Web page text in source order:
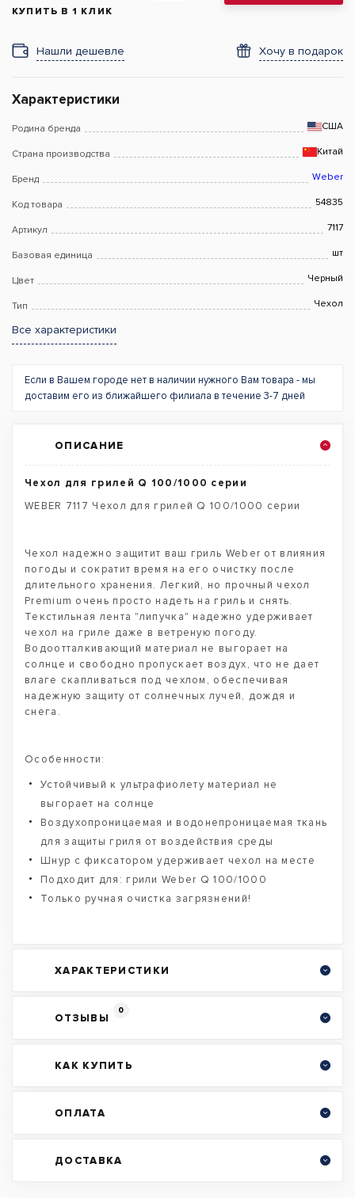
КУПИТЬ В 1 КЛИК
Нашли дешевле Хочу в подарок
Характеристики
Родина бренда США
Страна производства Китай
Бренд Weber
Код товара 54835
Артикул 7117
Базовая единица шт
Цвет Черный
Тип Чехол
Все характеристики
Если в Вашем городе нет в наличии нужного Вам товара - мы
доставим его из ближайшего филиала в течение 3-7 дней
ОПИСАНИЕ
Чехол для грилей Q 100/1000 серии
WEBER 7117 Чехол для грилей Q 100/1000 серии
Чехол надежно защитит ваш гриль Weber от влияния
погоды и сократит время на его очистку после
длительного хранения. Легкий, но прочный чехол
Premium очень просто надеть на гриль и снять.
Текстильная лента "липучка" надежно удерживает
чехол на гриле даже в ветреную погоду.
Водоотталкивающий материал не выгорает на
солнце и свободно пропускает воздух, что не дает
влаге скапливаться под чехлом, обеспечивая
надежную защиту от солнечных лучей, дождя и
снега.
Особенности:
Устойчивый к ультрафиолету материал не
выгорает на солнце
Воздухопроницаемая и водонепроницаемая ткань
для защиты гриля от воздействия среды
Шнур с фиксатором удерживает чехол на месте
Подходит для: грили Weber Q 100/1000
Только ручная очистка загрязнений!
ХАРАКТЕРИСТИКИ
ОТЗЫВЫ
0
КАК КУПИТЬ
ОПЛАТА
ДОСТАВКА